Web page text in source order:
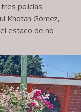
policías
Khotan Gómez,
estado de no